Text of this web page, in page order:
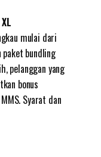
XL
mulai dari
bundling
pelanggan yang
bonus
Syarat dan